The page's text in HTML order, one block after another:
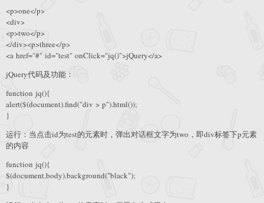
<p>one</p>
<div>
<p>two</p>
</div><p>three</p>
<a href="#" id="test" onClick="jq()">jQuery</a>
jQuery代码及功能：
function jq(){
alert($(document).find("div > p").html());
}
运行：当点击id为test的元素时，弹出对话框文字为two，即div标签下p元素
的内容
function jq(){
$(document.body).background("black");
}